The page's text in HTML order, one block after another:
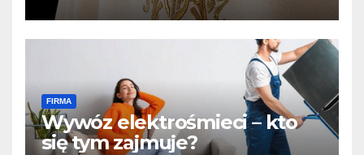
FIRMA
Wywóz elektrośmieci – kto
się tym zajmuje?